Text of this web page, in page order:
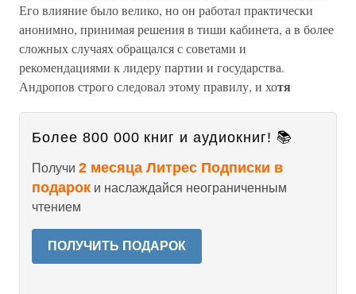
Его влияние было велико, но он работал практически
анонимно, принимая решения в тиши кабинета, а в более
сложных случаях обращался с советами и
рекомендациями к лидеру партии и государства.
Андропов строго следовал этому правилу, и хотя
Более 800 000 книг и аудиокниг! 📚
Получи 2 месяца Литрес Подписки в
подарок и наслаждайся неограниченным
чтением
ПОЛУЧИТЬ ПОДАРОК